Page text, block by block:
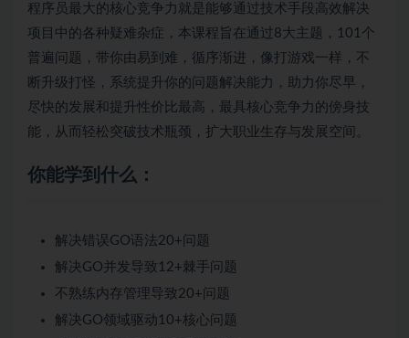
程序员最大的核心竞争力就是能够通过技术手段高效解决
项目中的各种疑难杂症，本课程旨在通过8大主题，101个
普遍问题，带你由易到难，循序渐进，像打游戏一样，不
断升级打怪，系统提升你的问题解决能力，助力你尽早，
尽快的发展和提升性价比最高，最具核心竞争力的傍身技
能，从而轻松突破技术瓶颈，扩大职业生存与发展空间。
你能学到什么：
解决错误GO语法20+问题
解决GO并发导致12+棘手问题
不熟练内存管理导致20+问题
解决GO领域驱动10+核心问题